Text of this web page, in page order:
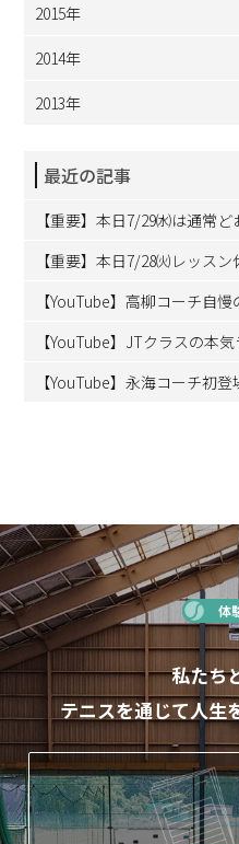
2015年
2014年
2013年
最近の記事
【重要】本日7/29㈬は通常
【重要】本日7/28㈫レッス
【YouTube】高柳コーチ自
【YouTube】JTクラスの本
【YouTube】永海コーチ初登
体
私たち
テニスを通じて人生